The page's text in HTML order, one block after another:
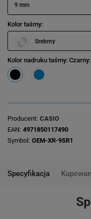
9 mm
Kolor taśmy
Srebrny
Kolor nadruku taśmy: Czarny
Producent CASIO
EAN 4971850117490
Symbol OEM-XR-9SR1
Specyfikacja